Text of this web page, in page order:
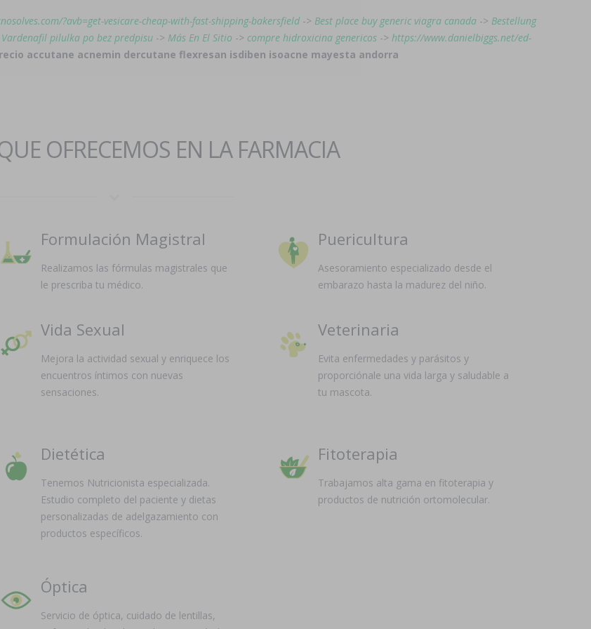
?avb=get-vesicare-cheap-with-fast-shipping-bakersfield -> Best place buy generic viagra canada -> Bestellung
Vardenafil pilulka po bez predpisu -> Más En El Sitio -> compre hidroxicina genericos -> https://www.danielbiggs.net/ed-
accutane acnemin dercutane flexresan isdiben isoacne mayesta andorra
OFRECEMOS EN LA FARMACIA
Formulación Magistral
Realizamos las fórmulas magistrales que
le prescriba tu médico.
Puericultura
Asesoramiento especializado desde el
embarazo hasta la madurez del niño.
Vida Sexual
Mejora la actividad sexual y enriquece los
encuentros íntimos con nuevas
sensaciones.
Veterinaria
Evita enfermedades y parásitos y
proporciónale una vida larga y saludable a
tu mascota.
Dietética
Tenemos Nutricionista especializada.
Estudio completo del paciente y dietas
personalizadas de adelgazamiento con
productos específicos.
Fitoterapia
Trabajamos alta gama en fitoterapia y
productos de nutrición ortomolecular.
Óptica
Servicio de óptica, cuidado de lentillas,